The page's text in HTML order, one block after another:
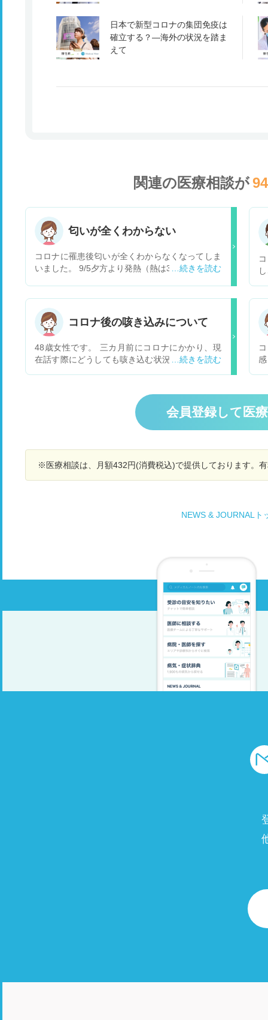
日本で新型コロナの集団免疫は
確立する？―海外の状況を踏ま
えて
関連の医療相談が
匂いが全くわからない
コロナに罹患後匂いが全くわからなくなってしま
いました。 9/5夕方より発熱（熱は3日くらいで平
か？受診するとすれば何科にいつ頃行けばよいの
でしょうか？コロナ後の咳き込みについて
48歳女性です。 三カ月前にコロナにかかり、現
在話す際にどうしても咳き込む状況がいまだ続い
際、咳がどうしてもでてしまいます。又、咳込み
が多いせいか、声もかすれることもあります。 三
カ月たった現在も完治の気配がない状態です。 コ
ロナ後に私のような症状が出ている方は多いので
ですが、このまま通院だけ続けていく形で良いも
のでしょうか？ なんとか、咳き込みをしずめたい
会員登録して医
※医療相談は、月額432円(消費税込)で提供しております。
NEWS & JOURNALト